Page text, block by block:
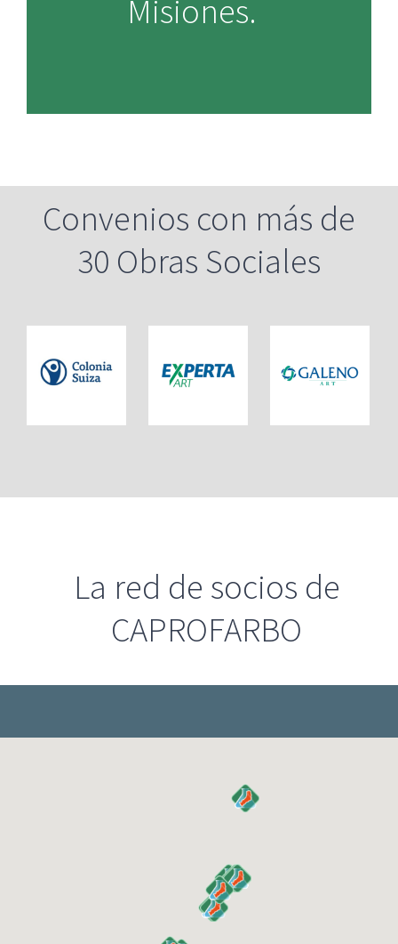
Misiones.
Convenios con más de
30 Obras Sociales
La red de socios de
CAPROFARBO